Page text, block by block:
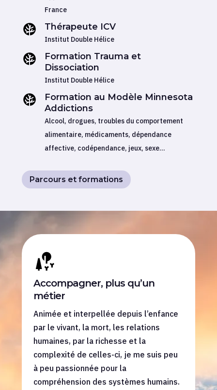
France
Thérapeute ICV
Institut Double Hélice
Formation Trauma et
Dissociation
Institut Double Hélice
Formation au Modèle Minnesota
Addictions
Alcool, drogues, troubles du comportement
alimentaire, médicaments, dépendance
affective, codépendance, jeux, sexe…
Accompagner, plus qu’un
métier
Animée et interpellée depuis l’enfance
par le vivant, la mort, les relations
humaines, par la richesse et la
complexité de celles-ci, je me suis peu
à peu passionnée pour la
compréhension des systèmes humains.